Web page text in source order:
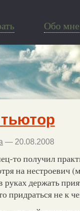
Обо мне
— 20.08.2008
то получил
на нестроевич
руках держать
придраться не к